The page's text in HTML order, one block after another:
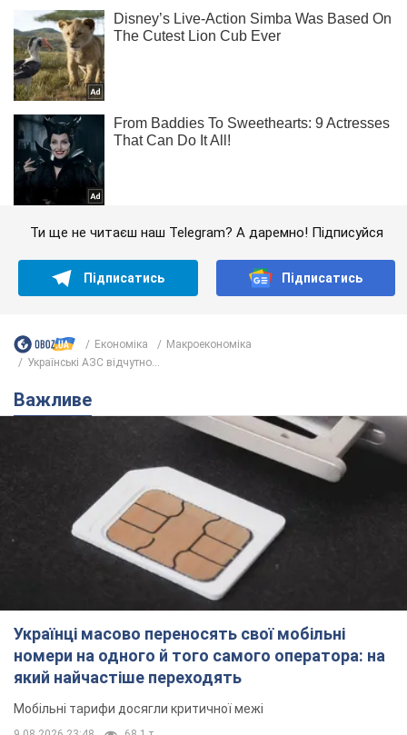
Ти ще не читаєш наш Telegram? А даремно! Підписуйся
Підписатись Підписатись
Економіка
Mакроекономіка
Українські АЗС відчутно...
Важливе
Українці масово переносять свої мобільні
номери на одного й того самого оператора: на
який найчастіше переходять
Мобільні тарифи досягли критичної межі